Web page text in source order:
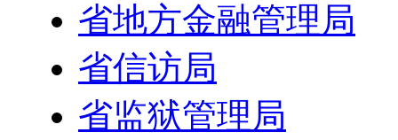
省地方金融管理局
省信访局
省监狱管理局